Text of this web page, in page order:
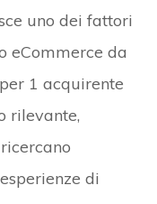
uno dei fattori
eCommerce da
1 acquirente
rilevante,
di